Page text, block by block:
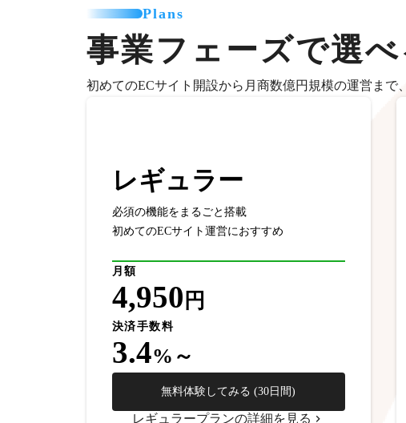
Plans
事業フェーズで選
初めてのECサイト開設から月商数億円規模の運営まで
レギュラー
必須の機能をまるごと搭載
初めてのECサイト運営におすすめ
月額
4,950 円
決済手数料
3.4%～
無料体験してみる (30日間)
レギュラープランの詳細を見る